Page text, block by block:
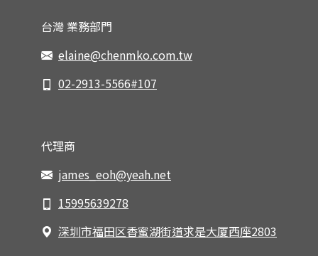
台灣 業務部門
elaine@chenmko.com.tw
02-2913-5566#107
代理商
james_eoh@yeah.net
15995639278
深圳市福田区香蜜湖街道求是大厦西座2803